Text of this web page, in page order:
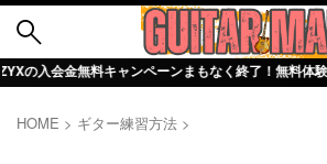
会金無料キャンペーンまもなく終了！無料体験はお
HOME > ギター練習方法 >